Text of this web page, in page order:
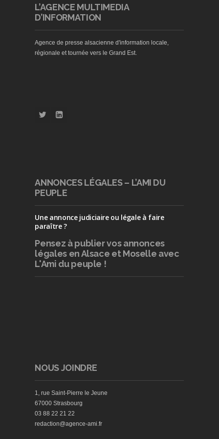
L’AGENCE MULTIMEDIA
D’INFORMATION
Agence de presse alsacienne d'information locale,
régionale et tournée vers le Grand Est.
ANNONCES LÉGALES – L’AMI DU
PEUPLE
Une annonce judiciaire ou légale à faire
paraître ?
Pensez à publiervos annonces
légales en Alsace et Moselle avec
L'Ami du peuple !
NOUS JOINDRE
1, rue Saint-Pierre le Jeune
67000 Strasbourg
03 88 22 21 22
redaction@agence-ami.fr